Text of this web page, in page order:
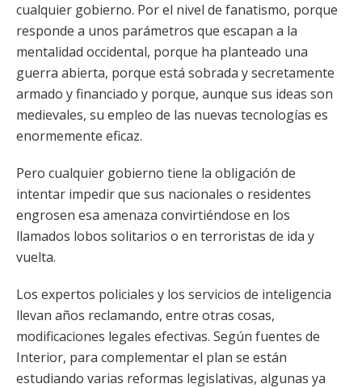
cualquier gobierno. Por el nivel de fanatismo, porque
responde a unos parámetros que escapan a la
mentalidad occidental, porque ha planteado una
guerra abierta, porque está sobrada y secretamente
armado y financiado y porque, aunque sus ideas son
medievales, su empleo de las nuevas tecnologías es
enormemente eficaz.
Pero cualquier gobierno tiene la obligación de
intentar impedir que sus nacionales o residentes
engrosen esa amenaza convirtiéndose en los
llamados lobos solitarios o en terroristas de ida y
vuelta.
Los expertos policiales y los servicios de inteligencia
llevan años reclamando, entre otras cosas,
modificaciones legales efectivas. Según fuentes de
Interior, para complementar el plan se están
estudiando varias reformas legislativas, algunas ya